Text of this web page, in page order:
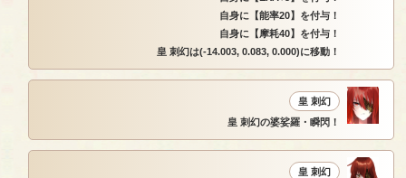
自身に【能率20】を付与！
自身に【摩耗40】を付与！
皇 刺幻は(-14.003, 0.083, 0.000)に移動！
皇 刺幻
皇 刺幻の婆娑羅・瞬閃！
皇 刺幻